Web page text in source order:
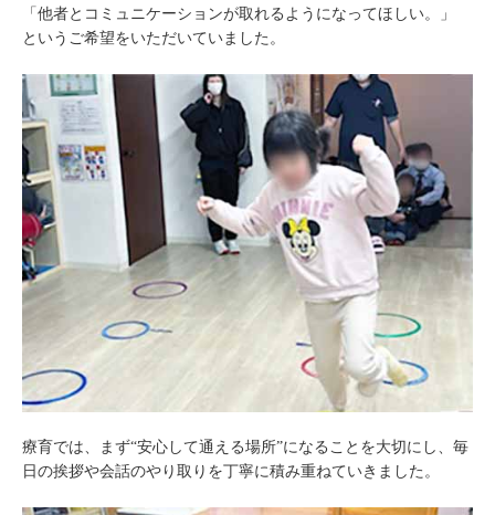
「他者とコミュニケーションが取れるようになってほしい。」
というご希望をいただいていました。
療育では、まず“安心して通える場所”になることを大切にし、毎
日の挨拶や会話のやり取りを丁寧に積み重ねていきました。